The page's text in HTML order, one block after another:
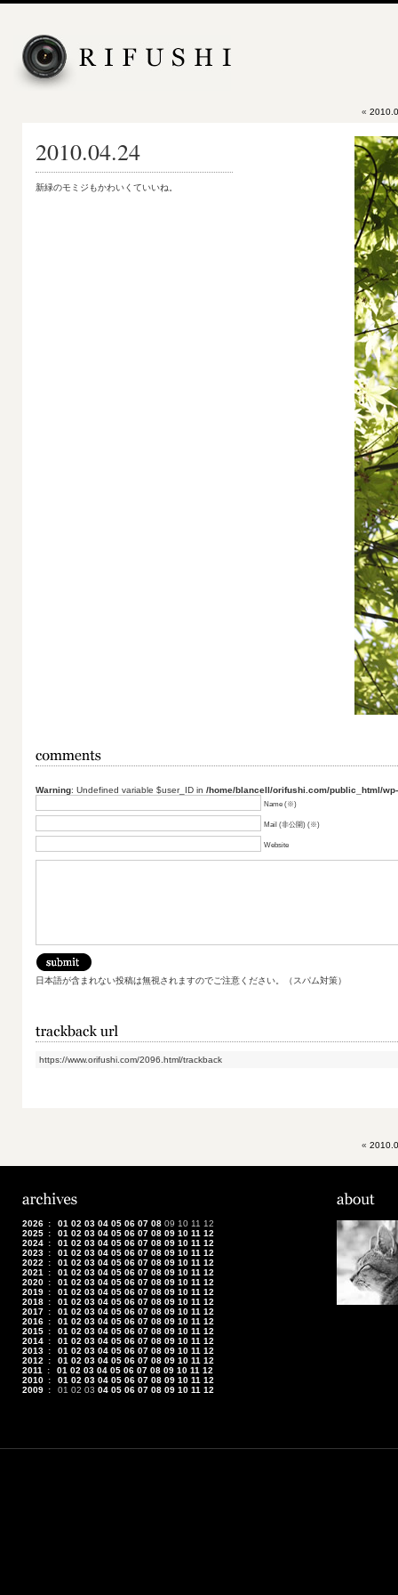
«
2010.04.24
新緑のモミジもかわいくていいね。
Warning: Undefined variable $user_ID in /home/blancell/orifushi.com/public_html/
Name (※)
Mail (非公開) (※)
Website
日本語が含まれない投稿は無視されますのでご注意ください。（スパム対策）
https://www.orifushi.com/2096.html/trackback
«
2026 : 01 02 03 04 05 06 07 08 09 10 11 12
2025 : 01 02 03 04 05 06 07 08 09 10 11 12
2024 : 01 02 03 04 05 06 07 08 09 10 11 12
2023 : 01 02 03 04 05 06 07 08 09 10 11 12
2022
: 01 02 03 04 05 06 07 08 09 10 11 12
2021
: 01 02 03 04 05 06 07 08 09 10 11 12
2020 : 01 02 03 04 05 06 07 08 09 10 11 12
2019 : 01 02 03 04 05 06 07 08 09 10 11 12
2018 : 01 02 03 04 05 06 07 08 09 10 11 12
2017 : 01 02 03 04 05 06 07 08 09 10 11 12
2016 : 01 02 03 04 05 06 07 08 09 10 11 12
2015 : 01 02 03 04 05 06 07 08 09 10 11 12
2014 : 01 02 03 04 05 06 07 08 09 10 11 12
2013 : 01 02 03 04 05 06 07 08 09 10 11 12
2012
: 01 02 03 04 05 06 07 08 09 10 11 12
2011
: 01 02 03 04 05 06 07 08 09 10 11 12
2010 : 01 02 03 04 05 06 07 08 09 10 11 12
2009 : 01 02 03 04 05 06 07 08 09 10 11 12